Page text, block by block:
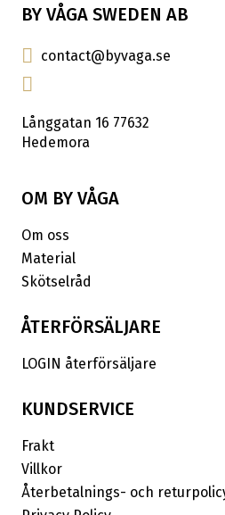
BY VÅGA SWEDEN AB
contact@byvaga.se
Långgatan 16 77632
Hedemora
OM BY VÅGA
Om oss
Material
Skötselråd
ÅTERFÖRSÄLJARE
LOGIN återförsäljare
KUNDSERVICE
Frakt
Villkor
Återbetalnings- och